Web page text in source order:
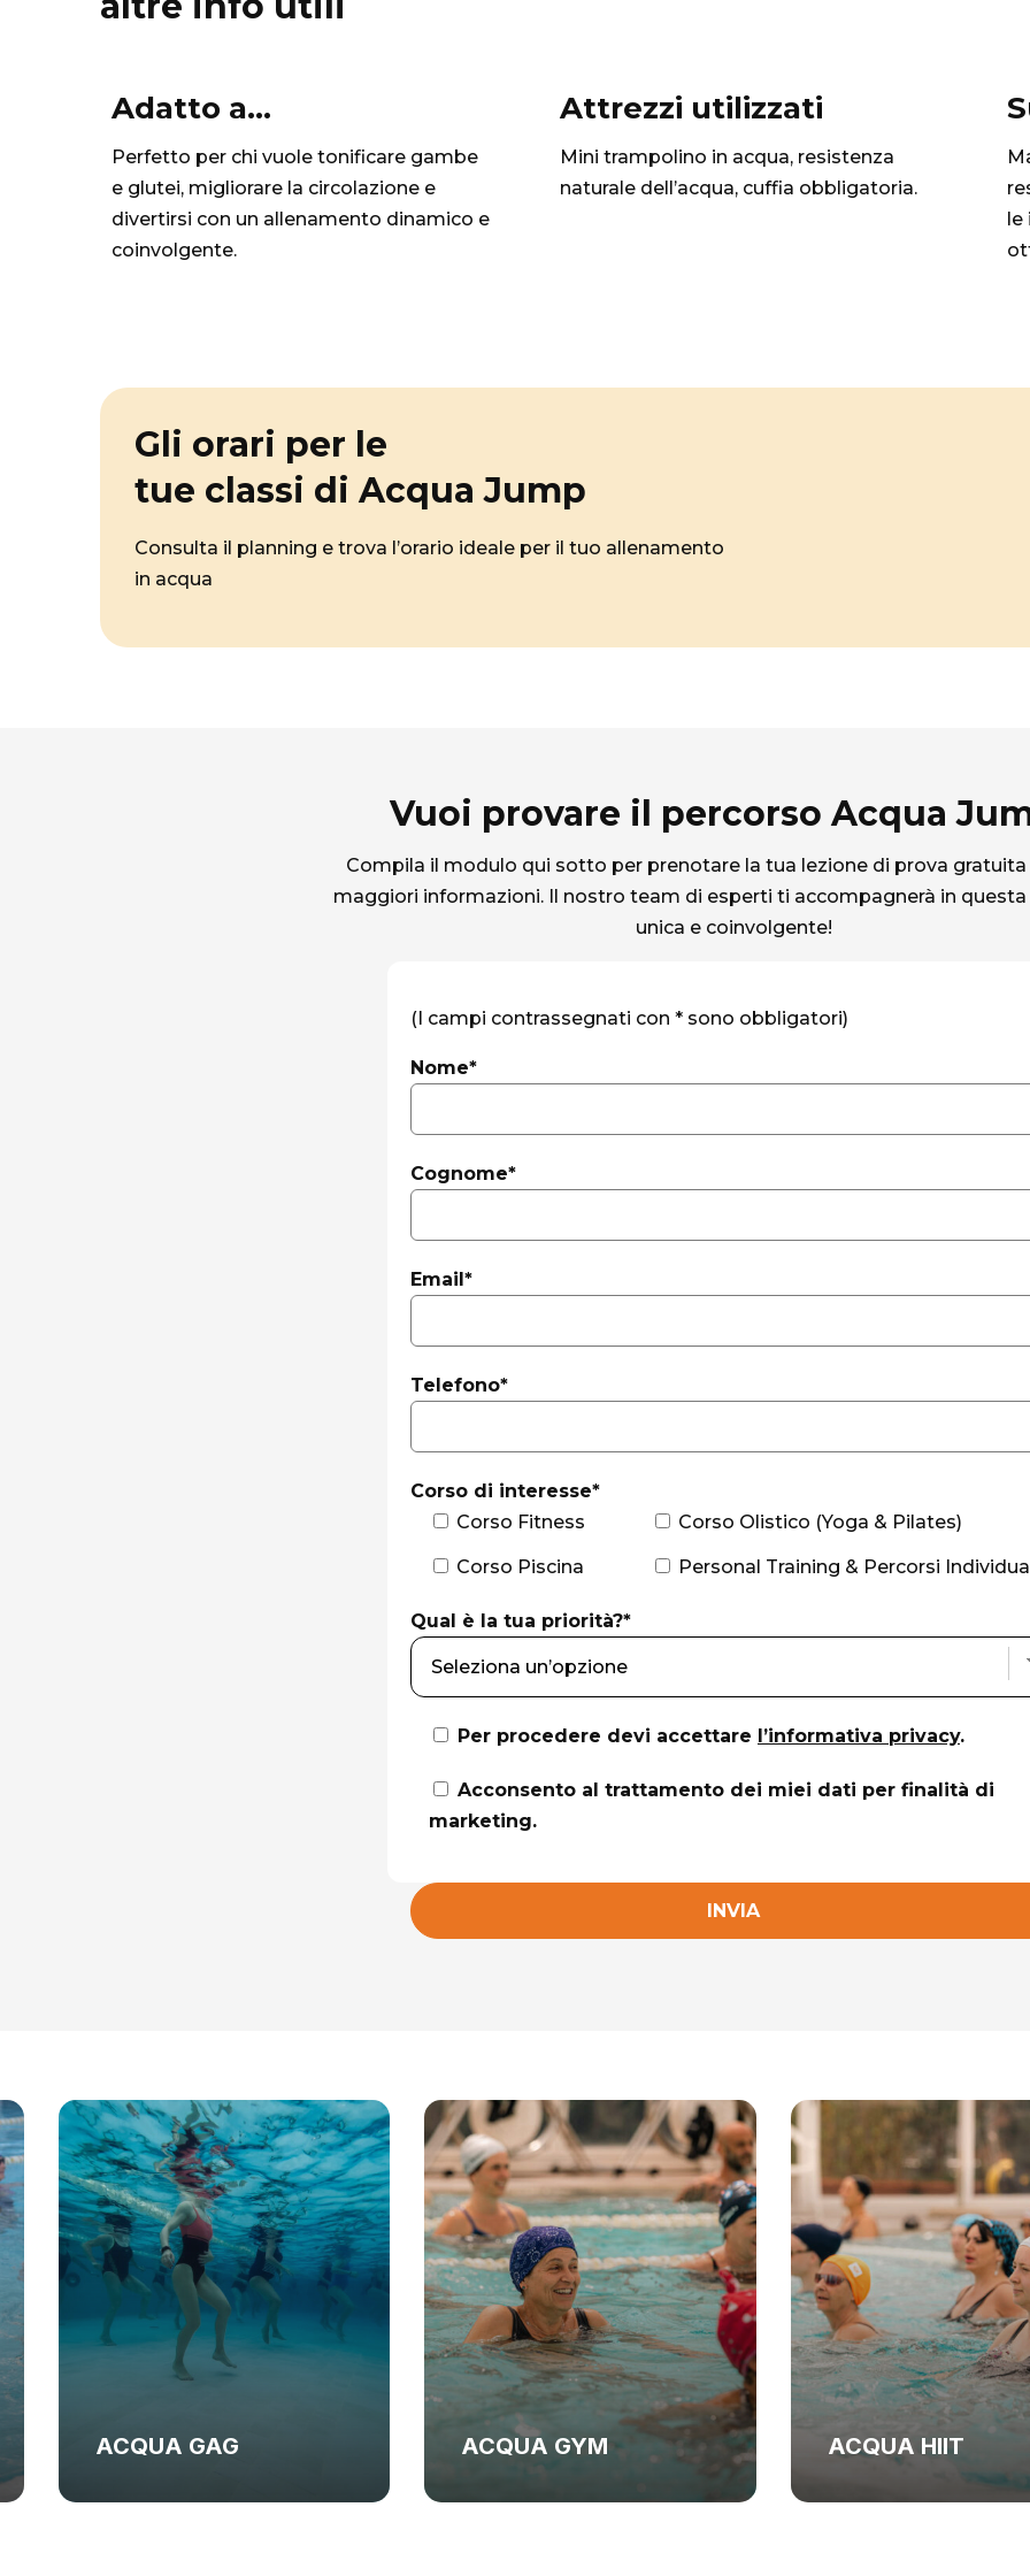
Adatto a...
Perfetto per chi vuole tonificare gambe
e glutei, migliorare la circolazione e
divertirsi con un allenamento dinamico e
coinvolgente.
Attrezzi utilizzati
Mini trampolino in acqua, resistenza
naturale dell’acqua, cuffia obbligatoria.
le
Gli orari per le
tue classi di Acqua Jump
Consulta il planning e trova l’orario ideale per il tuo allenamento
in acqua
Vuoi provare il percorso Acqua
Compila il modulo qui sotto per prenotare la tua lezione di prova gratuita
maggiori informazioni. Il nostro team di esperti ti accompagnerà in questa
unica e coinvolgente!
(I campi contrassegnati con * sono obbligatori)
Nome*
Cognome*
Email*
Telefono*
Corso di interesse*
Corso Fitness
Corso Olistico (Yoga & Pilates)
Corso Piscina Personal Training & Percorsi
Qual è la tua priorità?*
Per procedere devi accettare l’informativa privacy.
Acconsento al trattamento dei miei dati per finalità di
marketing.
ACQUA GYM ACQUA HIIT ACQUA JUMP